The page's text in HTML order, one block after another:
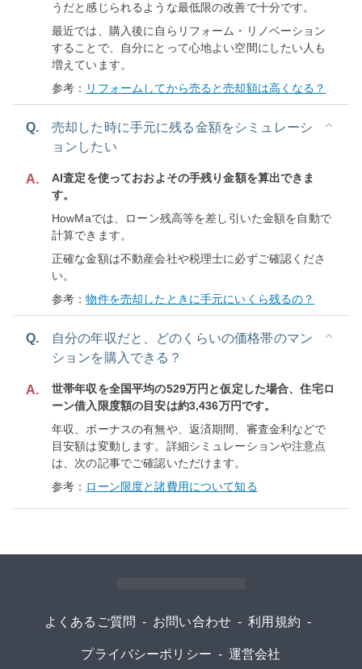
うだと感じられるような最低限の改善で十分です。
最近では、購入後に自らリフォーム・リノベーション
することで、自分にとって心地よい空間にしたい人も
増えています。
参考： リフォームしてから売ると売却額は高くなる？
Q.
売却した時に手元に残る金額をシミュレーシ
ョンしたい
A.
AI査定を使っておおよその手残り金額を算出できま
す。
HowMaでは、ローン残高等を差し引いた金額を自動で
計算できます。
正確な金額は不動産会社や税理士に必ずご確認くださ
い。
参考：物件を売却したときに手元にいくら残るの？
Q.
自分の年収だと、どのくらいの価格帯のマン
ションを購入できる？
A.
世帯年収を全国平均の529万円と仮定した場合、住宅ロ
ーン借入限度額の目安は約3,436万円です。
年収、ボーナスの有無や、返済期間、審査金利などで
目安額は変動します。詳細シミュレーションや注意点
は、次の記事でご確認いただけます。
参考： ローン限度と諸費用について知る
よくあるご質問 - お問い合わせ - 利用規約 -
プライバシーポリシー - 運営会社